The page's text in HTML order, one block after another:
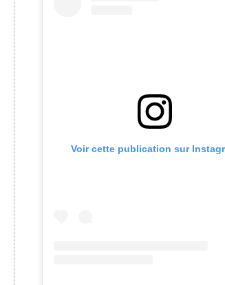
Voir cette publication sur